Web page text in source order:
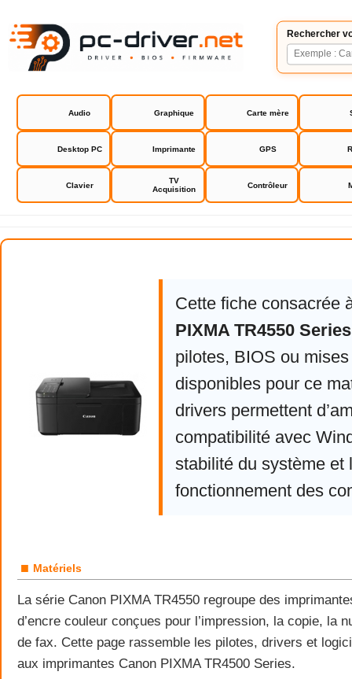
Rechercher
Audio Graphique Carte mère
Desktop PC Imprimante GPS
Clavier
TV
Acquisition
Contrôleur
Canon PIXMA TR4550 Series
Cette fiche consacrée
PIXMA TR4550 Series
pilotes, BIOS ou
disponibles pour ce
drivers permettent
compatibilité avec
stabilité du système et
fonctionnement des
■ Matériels
La série Canon PIXMA TR4550 regroupe des
d’encre couleur conçues pour l’impression, la copie, la
de fax. Cette page rassemble les pilotes, drivers et
aux imprimantes Canon PIXMA TR4500 Series.